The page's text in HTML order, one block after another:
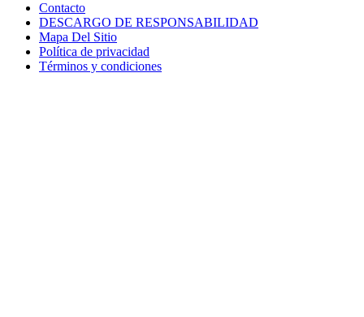
Contacto
DESCARGO DE RESPONSABILIDAD
Mapa Del Sitio
Política de privacidad
Términos y condiciones